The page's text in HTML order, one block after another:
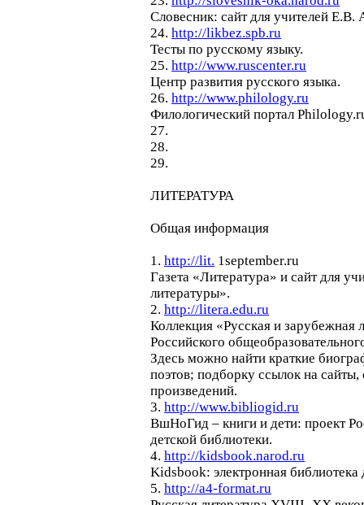
Словесник: сайт для учителей Е.В.
24. http://likbez.spb.ru
Тесты по русскому языку.
25. http://www.ruscenter.ru
Центр развития русского языка.
26. http://www.philology.ru
Филологический портал
27.
28.
29.
ЛИТЕРАТУРА
Общая информация
1. http://lit. 1september.ru
Газета «Литература» и сайт для
литературы».
2. http://litera.edu.ru
Коллекция «Русская и зарубежная
Российского
Здесь можно найти краткие
поэтов; подборку ссылок на
произведений.
3. http://www.bibliogid.ru
ВшНоГид – книги и дети: проект
детской библиотеки.
4. http://kidsbook.narod.ru
Kidsbook: электронная библиотека
5. http://a4-format.ru